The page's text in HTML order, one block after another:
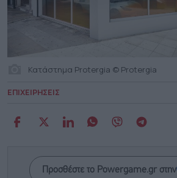
Κατάστημα Protergia © Protergia
ΕΠΙΧΕΙΡΗΣΕΙΣ
Προσθέστε το Powergame.gr στην